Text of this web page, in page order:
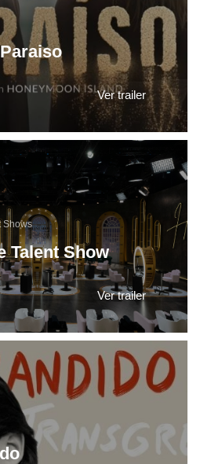
Ver trailer
Talent Show
Shows
Ver trailer